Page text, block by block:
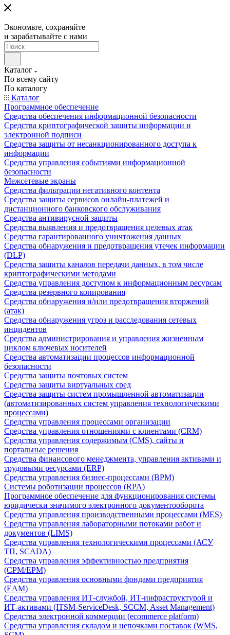
Экономьте, сохраняйте
и зарабатывайте с нами
Каталог
По всему сайту
По каталогу
Каталог
Программное обеспечение
Средства обеспечения информационной безопасности
Средства криптографической защиты информации и
электронной подписи
Средства защиты от несанкционированного доступа к
информации
Средства управления событиями информационной
безопасности
Межсетевые экраны
Средства фильтрации негативного контента
Средства защиты сервисов онлайн-платежей и
дистанционного банковского обслуживания
Средства антивирусной защиты
Средства выявления и предотвращения целевых атак
Средства гарантированного уничтожения данных
Средства обнаружения и предотвращения утечек информации
(DLP)
Средства защиты каналов передачи данных, в том числе
криптографическими методами
Средства управления доступом к информационным ресурсам
Средства резервного копирования
Средства обнаружения и/или предотвращения вторжений
(атак)
Средства обнаружения угроз и расследования сетевых
инцидентов
Средства администрирования и управления жизненным
циклом ключевых носителей
Средства автоматизации процессов информационной
безопасности
Средства защиты почтовых систем
Средства защиты виртуальных сред
Средства защиты систем промышленной автоматизации
(автоматизированных систем управления технологическими
процессами)
Средства управления процессами организации
Средства управления отношениями с клиентами (CRM)
Средства управления содержимым (CMS), сайты и
портальные решения
Средства финансового менеджмента, управления активами и
трудовыми ресурсами (ERP)
Средства управления бизнес-процессами (BPM)
Системы роботизации процессов (RPA)
Программное обеспечение для функционирования системы
юридически значимого электронного документооборота
Средства управления производственными процессами (MES)
Средства управления лабораторными потоками работ и
документов (LIMS)
Средства управления технологическими процессами (АСУ
ТП, SCADA)
Средства управления эффективностью предприятия
(CPM/EPM)
Средства управления основными фондами предприятия
(EAM)
Средства управления ИТ-службой, ИТ-инфраструктурой и
ИТ-активами (ITSM-ServiceDesk, SCCM, Asset Management)
Средства электронной коммерции (ecommerce platform)
Средства управления складом и цепочками поставок (WMS,